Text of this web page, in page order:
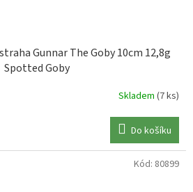
Gunnar The Goby 10cm 12,8g
Spotted Goby
Skladem (7 ks)
Do košíku
Kód: 80899